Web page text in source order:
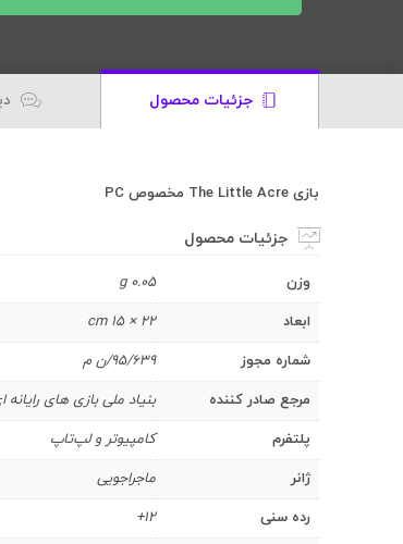
جزئیات محصول
بازی The Little Acre مخصوص PC
جزئیات محصول
وزن
0.05 g
ابعاد
22 × 15 cm
شماره مجوز
95/639/ن م
مرجع صادر کننده
بنیاد ملی بازی های رایانه
پلتفرم
کامپیوتر و لپ‌تاپ
ژانر
ماجراجویی
رده سنی
12+